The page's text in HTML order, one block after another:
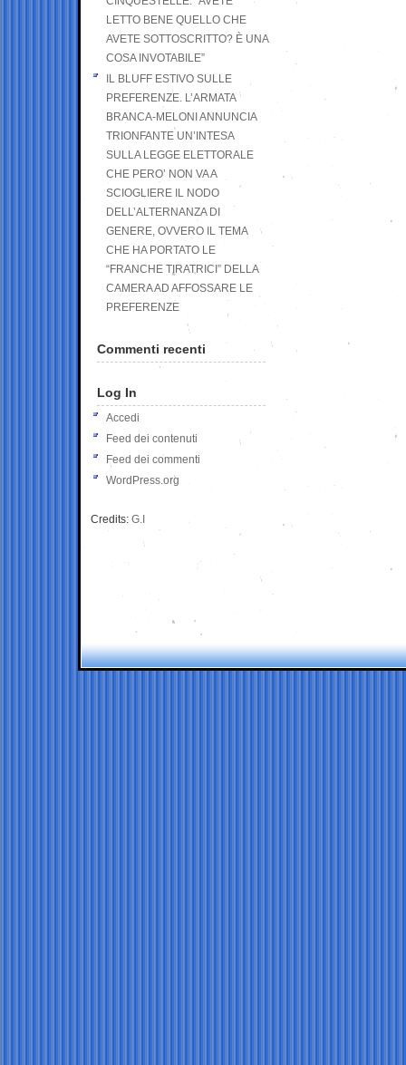
LETTO BENE QUELLO CHE
AVETE SOTTOSCRITTO? È UNA
COSA INVOTABILE”
IL BLUFF ESTIVO SULLE
PREFERENZE. L’ARMATA
BRANCA-MELONI ANNUNCIA
TRIONFANTE UN’INTESA
SULLA LEGGE ELETTORALE
CHE PERO’ NON VA A
SCIOGLIERE IL NODO
DELL’ALTERNANZA DI
GENERE, OVVERO IL TEMA
CHE HA PORTATO LE
“FRANCHE TIRATRICI” DELLA
CAMERA AD AFFOSSARE LE
PREFERENZE
Commenti recenti
Log In
Accedi
Feed dei contenuti
Feed dei commenti
WordPress.org
Credits: G.I